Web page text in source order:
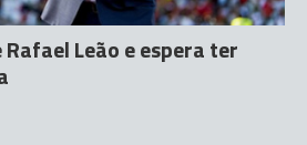
Leão e espera ter